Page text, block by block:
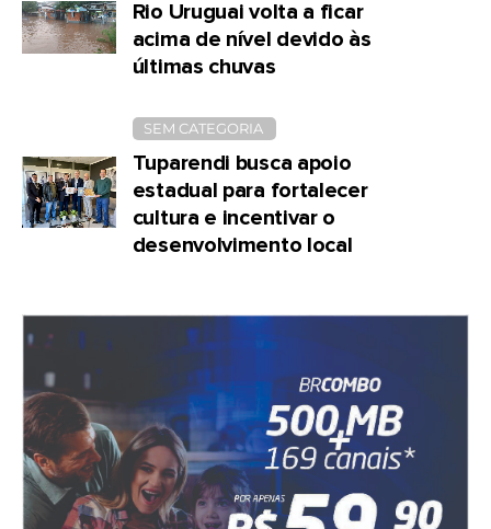
Rio Uruguai volta a ficar
acima de nível devido às
últimas chuvas
SEM CATEGORIA
Tuparendi busca apoio
estadual para fortalecer
cultura e incentivar o
desenvolvimento local